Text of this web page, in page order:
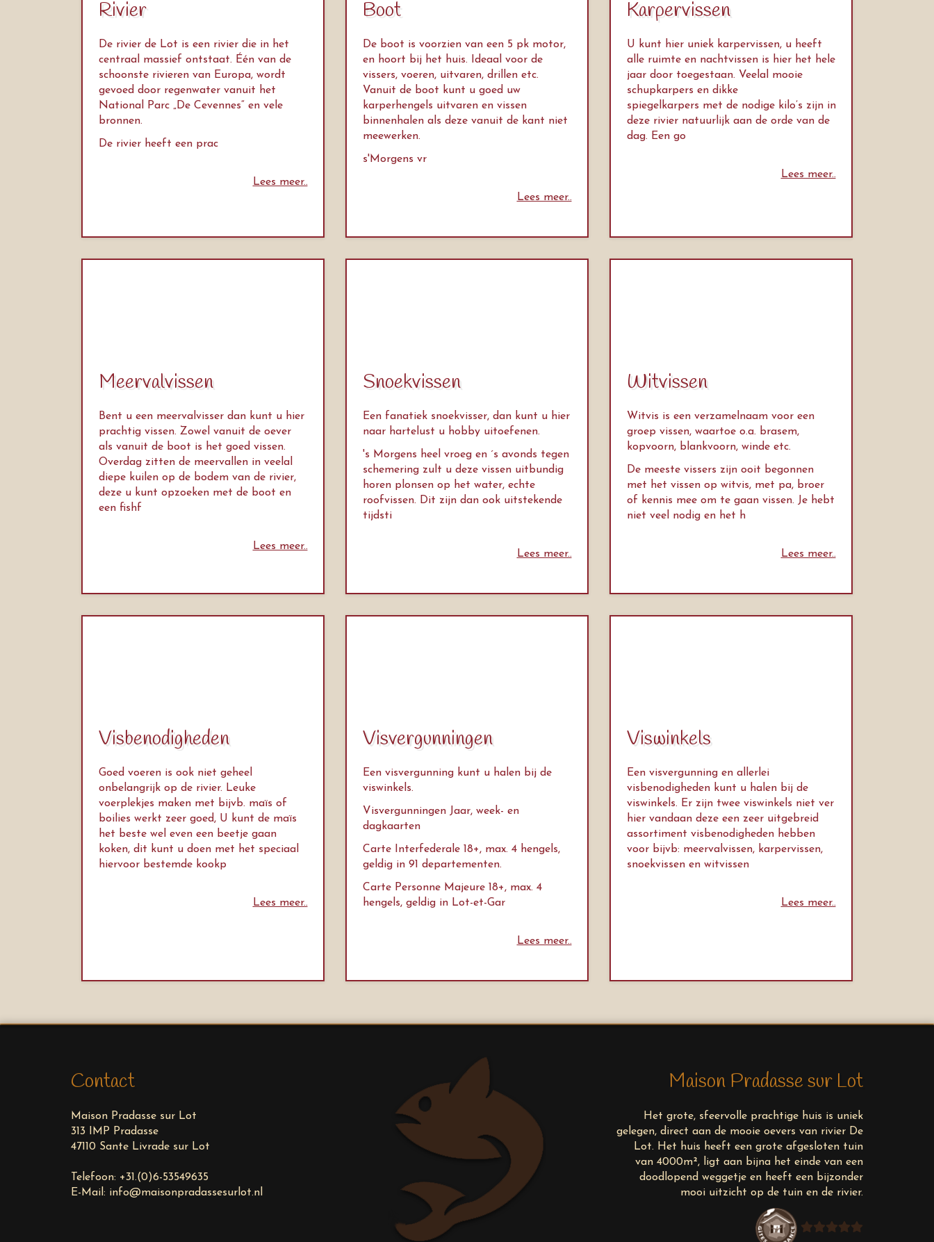
Rivier
De rivier de Lot is een rivier die in het
centraal massief ontstaat. Één van de
schoonste rivieren van Europa, wordt
gevoed door regenwater vanuit het
National Parc „De Cevennes“ en vele
bronnen.
De rivier heeft een prac
Lees meer..
Boot
De boot is voorzien van een 5 pk motor,
en hoort bij het huis. Ideaal voor de
vissers, voeren, uitvaren, drillen etc.
Vanuit de boot kunt u goed uw
karperhengels uitvaren en vissen
binnenhalen als deze vanuit de kant niet
meewerken.
s'Morgens vr
Lees meer..
Karpervissen
U kunt hier uniek karpervissen, u heeft
alle ruimte en nachtvissen is hier het hele
jaar door toegestaan. Veelal mooie
schupkarpers en dikke
spiegelkarpers met de nodige kilo’s zijn in
deze rivier natuurlijk aan de orde van de
dag. Een go
Lees meer..
Meervalvissen
Bent u een meervalvisser dan kunt u hier
prachtig vissen. Zowel vanuit de oever
als vanuit de boot is het goed vissen.
Overdag zitten de meervallen in veelal
diepe kuilen op de bodem van de rivier,
deze u kunt opzoeken met de boot en
een fishf
Lees meer..
Snoekvissen
Een fanatiek snoekvisser, dan kunt u hier
naar hartelust u hobby uitoefenen.
's Morgens heel vroeg en ´s avonds tegen
schemering zult u deze vissen uitbundig
horen plonsen op het water, echte
roofvissen. Dit zijn dan ook uitstekende
tijdsti
Lees meer..
Witvissen
Witvis is een verzamelnaam voor een
groep vissen, waartoe o.a. brasem,
kopvoorn, blankvoorn, winde etc.
De meeste vissers zijn ooit begonnen
met het vissen op witvis, met pa, broer
of kennis mee om te gaan vissen. Je hebt
niet veel nodig en het h
Lees meer..
Visbenodigheden
Goed voeren is ook niet geheel
onbelangrijk op de rivier. Leuke
voerplekjes maken met bijvb. maïs of
boilies werkt zeer goed, U kunt de maïs
het beste wel even een beetje gaan
koken, dit kunt u doen met het speciaal
hiervoor bestemde kookp
Lees meer..
Visvergunningen
Een visvergunning kunt u halen bij de
viswinkels.
Visvergunningen Jaar, week- en
dagkaarten
Carte Interfederale 18+, max. 4 hengels,
geldig in 91 departementen.
Carte Personne Majeure 18+, max. 4
hengels, geldig in Lot-et-Gar
Lees meer..
Viswinkels
Een visvergunning en allerlei
visbenodigheden kunt u halen bij de
viswinkels. Er zijn twee viswinkels niet ver
hier vandaan deze een zeer uitgebreid
assortiment visbenodigheden hebben
voor bijvb: meervalvissen, karpervissen,
snoekvissen en witvissen
Lees meer..
Contact
Maison Pradasse sur Lot
313 IMP Pradasse
47110 Sante Livrade sur Lot
Telefoon: +31.(0)6-53549635
E-Mail: info@maisonpradassesurlot.nl
Maison Pradasse sur Lot
Het grote, sfeervolle prachtige huis is uniek
gelegen, direct aan de mooie oevers van rivier De
Lot. Het huis heeft een grote afgesloten tuin
van 4000m², ligt aan bijna het einde van een
doodlopend weggetje en heeft een bijzonder
mooi uitzicht op de tuin en de rivier.